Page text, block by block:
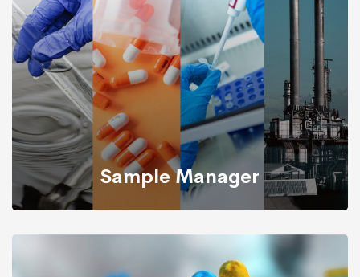
bisogni delle biobanche, è espressamente disegnato
per gestire la raccolta dei biospecimen, la tracciabilità e
lo stoccaggio per le Biobanche, le Università e i Centri
di Ricerca, le Aziende Cliniche e di Ricerca
Farmaceutica, le Aziende Sanitarie e i Laboratori di
Ricerca a Contratto.
Sample Manager